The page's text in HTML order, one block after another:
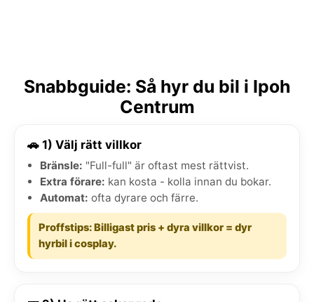
Snabbguide: Så hyr du bil i Ipoh
Centrum
🚗 1) Välj rätt villkor
Bränsle: "Full-full" är oftast mest rättvist.
Extra förare: kan kosta - kolla innan du bokar.
Automat: ofta dyrare och färre.
Proffstips: Billigast pris + dyra villkor = dyr
hyrbil i cosplay.